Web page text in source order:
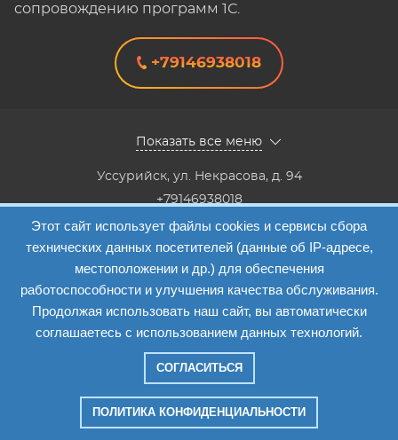
Этот сайт использует файлы cookies и сервисы сбора
технических данных посетителей (данные об IP-адресе,
местоположении и др.) для обеспечения
работоспособности и улучшения качества обслуживания.
Продолжая использовать наш сайт, вы автоматически
соглашаетесь с использованием данных технологий.
СОГЛАСИТЬСЯ
ПОЛИТИКА КОНФИДЕНЦИАЛЬНОСТИ
сопровождению программ 1С.
+79146938018
Показать все меню
Уссурийск, ул. Некрасова, д. 94
+79146938018
8(4234) 333-147, 8(4234) 333-818,8(4234) 38-40-20,8(4234)